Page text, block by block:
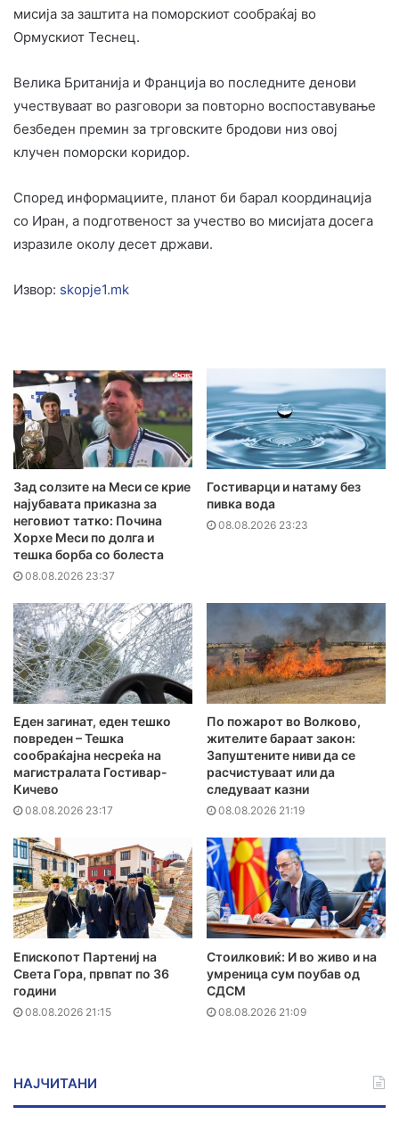
мисија за заштита на поморскиот сообраќај во
Ормускиот Теснец.
Велика Британија и Франција во последните денови
учествуваат во разговори за повторно воспоставување
безбеден премин за трговските бродови низ овој
клучен поморски коридор.
Според информациите, планот би барал координација
со Иран, а подготвеност за учество во мисијата досега
изразиле околу десет држави.
Извор: skopje1.mk
Зад солзите на Меси се крие
најубавата приказна за
неговиот татко: Почина
Хорхе Меси по долга и
тешка борба со болеста
08.08.2026 23:37
Гостиварци и натаму без
пивка вода
08.08.2026 23:23
Еден загинат, еден тешко
повреден – Тешка
сообраќајна несреќа на
магистралата Гостивар-
Кичево
08.08.2026 23:17
По пожарот во Волково,
жителите бараат закон:
Запуштените ниви да се
расчистуваат или да
следуваат казни
08.08.2026 21:19
Епископот Партениј на
Света Гора, првпат по 36
години
08.08.2026 21:15
Стоилковиќ: И во живо и на
умреница сум поубав од
СДСМ
08.08.2026 21:09
НАЈЧИТАНИ